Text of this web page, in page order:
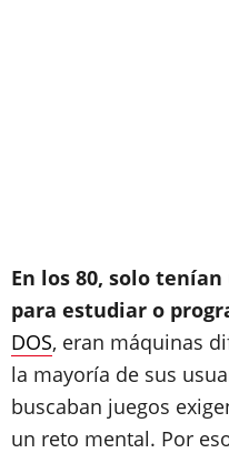
En los 80, solo
para estudiar o
DOS, eran máquinas
la mayoría de sus
buscaban juegos
un reto mental. Por